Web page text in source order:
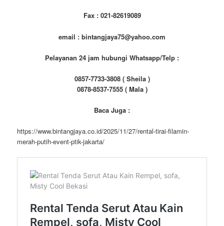
Fax : 021-82619089
email : bintangjaya75@yahoo.com
Pelayanan 24 jam hubungi Whatsapp/Telp :
0857-7733-3808 ( Sheila )
0878-8537-7555 ( Mala )
Baca Juga :
https://www.bintangjaya.co.id/2025/11/27/rental-tirai-filamin-
merah-putih-event-ptik-jakarta/